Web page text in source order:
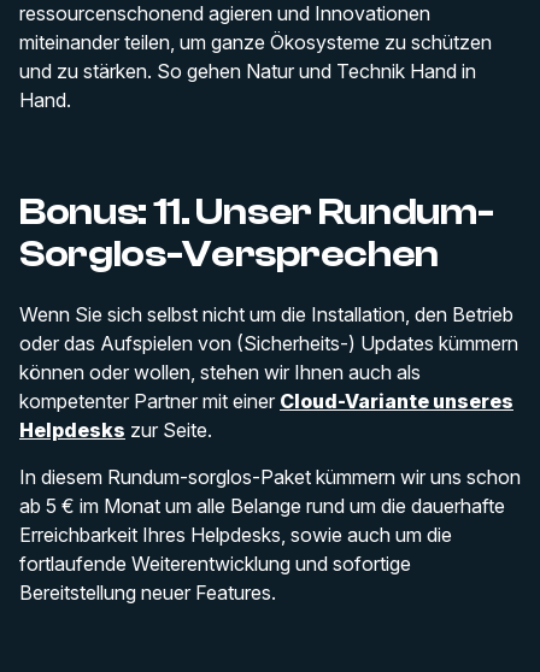
ressourcenschonend agieren und Innovationen
miteinander teilen, um ganze Ökosysteme zu schützen
und zu stärken. So gehen Natur und Technik Hand in
Hand.
Bonus: 11. Unser Rundum-
Sorglos-Versprechen
Wenn Sie sich selbst nicht um die Installation, den Betrieb
oder das Aufspielen von (Sicherheits-) Updates kümmern
können oder wollen, stehen wir Ihnen auch als
kompetenter Partner mit einer Cloud-Variante unseres
Helpdesks zur Seite.
In diesem Rundum-sorglos-Paket kümmern wir uns schon
ab 5 € im Monat um alle Belange rund um die dauerhafte
Erreichbarkeit Ihres Helpdesks, sowie auch um die
fortlaufende Weiterentwicklung und sofortige
Bereitstellung neuer Features.